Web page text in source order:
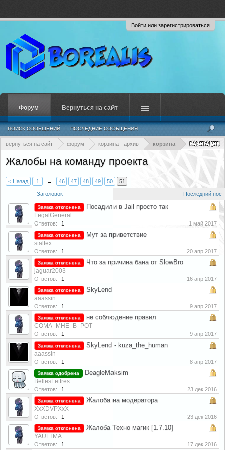
Войти или зарегистрироваться
вернуться на сайт форум корзина - архив корзина
Жалобы на команду проекта
< Назад 1 ← 46 47 48 49 50 51
Заголовок Последний пост
Заявка отклонена Посадили в Jail просто так
LegalGeneral
Ответов: 1 1 май 2017
Заявка отклонена Мут за приветствие
staltex
Ответов: 1 20 апр 2017
Заявка отклонена Что за причина бана от SlowBro
jaguar2003
Ответов: 1 16 апр 2017
Заявка отклонена SkyLend
aaassin
Ответов: 1 9 апр 2017
Заявка отклонена не соблюдение правил
COMA_MHE_B_POT
Ответов: 1 9 апр 2017
Заявка отклонена SkyLend - kuza_the_human
aaassin
Ответов: 1 8 апр 2017
Заявка одобрена DeagleMaksim
BellesLettres
Ответов: 1 23 дек 2016
Заявка отклонена Жалоба на модератора
XxXDVPXxX
Ответов: 1 23 дек 2016
Заявка отклонена Жалоба Техно магик [1.7.10]
YAULTMA
Ответов: 1 17 дек 2016
Форум
ПОИСК СООБЩЕНИЙ ПОСЛЕДНИЕ СООБЩЕНИЯ
Вернуться на сайт